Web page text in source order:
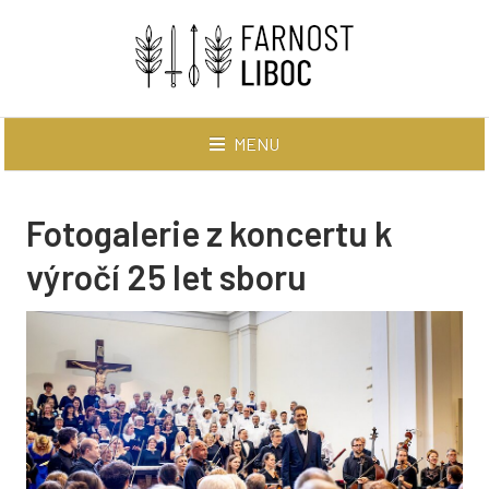
MENU
BOHOSLUŽBY
Záznamy na YouTube
Slovo pro rodiny
AKTIVITY
Fotogalerie z koncertu k
výročí 25 let sboru